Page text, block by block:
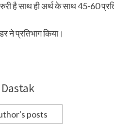
है साथ ही अर्थ के साथ 45-60
ने प्रतिभाग किया।
posts